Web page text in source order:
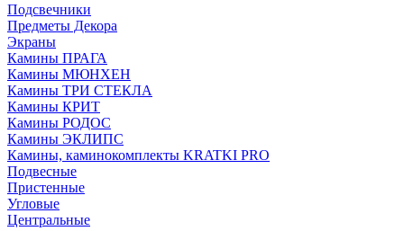
Подсвечники
Предметы Декора
Экраны
Камины ПРАГА
Камины МЮНХЕН
Камины ТРИ СТЕКЛА
Камины КРИТ
Камины РОДОС
Камины ЭКЛИПС
Камины, каминокомплекты KRATKI PRO
Подвесные
Пристенные
Угловые
Центральные